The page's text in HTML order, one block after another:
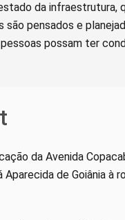
da infraestrutura,
pensados e
possam ter
da Avenida
de Goiânia à